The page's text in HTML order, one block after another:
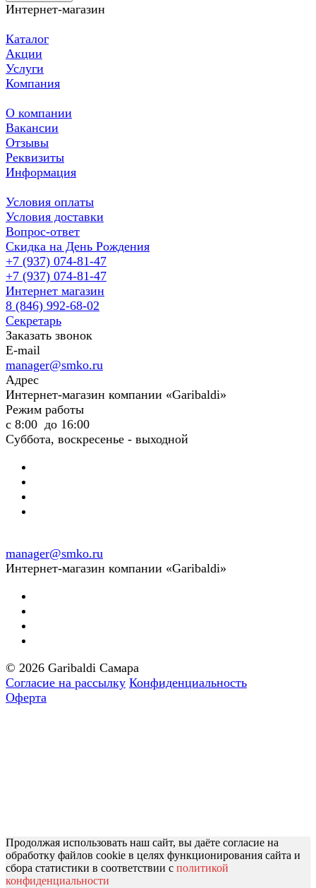
Интернет-магазин
Каталог
Акции
Услуги
Компания
О компании
Вакансии
Отзывы
Реквизиты
Информация
Условия оплаты
Условия доставки
Вопрос-ответ
Скидка на День Рождения
+7 (937) 074-81-47
+7 (937) 074-81-47
Интернет магазин
8 (846) 992-68-02
Секретарь
Заказать звонок
E-mail
manager@smko.ru
Адрес
Интернет-магазин компании «Garibaldi»
Режим работы
с 8:00 до 16:00
Суббота, воскресенье - выходной
manager@smko.ru
Интернет-магазин компании «Garibaldi»
© 2026 Garibaldi Самара
Согласие на рассылку Конфиденциальность
Оферта
Продолжая использовать наш сайт, вы даёте согласие на
обработку файлов cookie в целях функционирования сайта и
сбора статистики в соответствии с политикой
конфиденциальности